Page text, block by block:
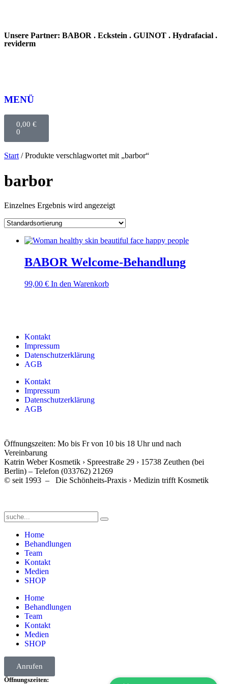
Unsere Partner: BABOR . Eckstein . GUINOT . Hydrafacial .
reviderm
MENÜ
0,00 €
0
Start/ Produkte verschlagwortet mit „barbor“
barbor
Einzelnes Ergebnis wird angezeigt
BABOR Welcome-Behandlung
99,00 € In den Warenkorb
Kontakt
Impressum
Datenschutzerklärung
AGB
Kontakt
Impressum
Datenschutzerklärung
AGB
Öffnungszeiten: Mo bis Fr von 10 bis 18 Uhr und nach
Vereinbarung
Katrin Weber Kosmetik › Spreestraße 29 › 15738 Zeuthen (bei
Berlin) – Telefon (033762) 21269
© seit 1993 – Die Schönheits-Praxis › Medizin trifft Kosmetik
Home
Behandlungen
Team
Kontakt
Medien
SHOP
Home
Behandlungen
Team
Kontakt
Medien
SHOP
Anrufen
Öffnungszeiten: